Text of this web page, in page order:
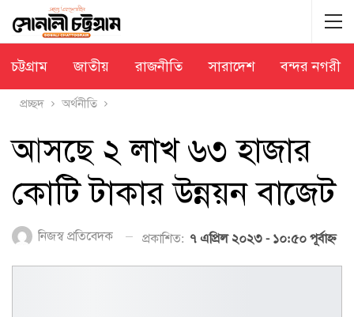
চট্টগ্রাম জাতীয় রাজনীতি সারাদেশ বন্দর নগরী
প্রচ্ছদ অর্থনীতি
আসছে ২ লাখ ৬৩ হাজার
কোটি টাকার উন্নয়ন বাজেট
নিজস্ব প্রতিবেদক প্রকাশিত: ৭ এপ্রিল ২০২৩ - ১০:৫০ পূর্বাহ্ণ